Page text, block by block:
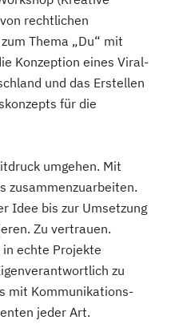
rechtlichen
Thema „Du“ mit
Konzeption eines Viral-
und das Erstellen
für die
umgehen. Mit
zusammenzuarbeiten.
Idee bis zur Umsetzung
Zu vertrauen.
echte Projekte
zu
mit Kommunikations-
jeder Art.